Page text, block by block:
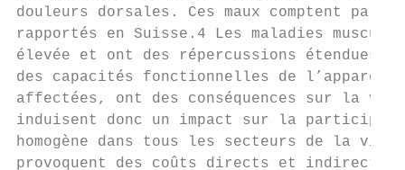
douleurs dorsales. Ces maux comptent
rapportés en Suisse.4 Les maladies
élevée et ont des répercussions
des capacités fonctionnelles de l’appareil
affectées, ont des conséquences sur la
induisent donc un impact sur la
homogène dans tous les secteurs de la
provoquent des coûts directs et indirects